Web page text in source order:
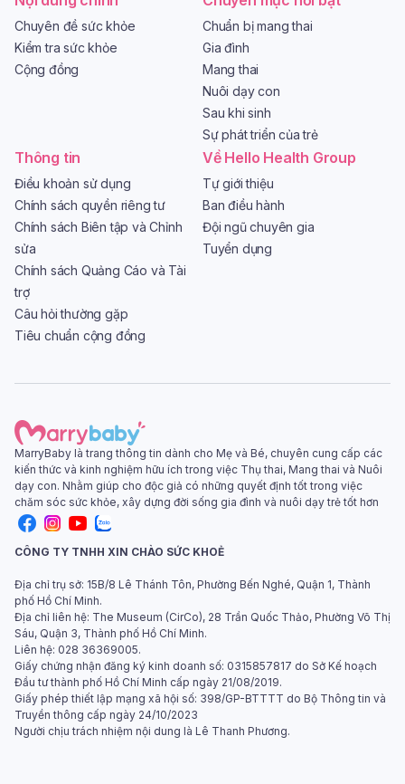
Chuyên đề sức khỏe
Kiểm tra sức khỏe
Cộng đồng
Chuẩn bị mang thai
Gia đình
Mang thai
Nuôi dạy con
Sau khi sinh
Sự phát triển của trẻ
Thông tin
Điều khoản sử dụng
Chính sách quyền riêng tư
Chính sách Biên tập và Chỉnh
sửa
Chính sách Quảng Cáo và Tài
trợ
Câu hỏi thường gặp
Tiêu chuẩn cộng đồng
Về Hello Health Group
Tự giới thiệu
Ban điều hành
Đội ngũ chuyên gia
Tuyển dụng
MarryBaby là trang thông tin dành cho Mẹ và Bé, chuyên cung cấp các
kiến thức và kinh nghiệm hữu ích trong việc Thụ thai, Mang thai và Nuôi
dạy con. Nhằm giúp cho độc giả có những quyết định tốt trong việc
chăm sóc sức khỏe, xây dựng đời sống gia đình và nuôi dạy trẻ tốt hơn
CÔNG TY TNHH XIN CHÀO SỨC KHOẺ
Địa chỉ trụ sở: 15B/8 Lê Thánh Tôn, Phường Bến Nghé, Quận 1, Thành
phố Hồ Chí Minh.
Địa chỉ liên hệ: The Museum (CirCo), 28 Trần Quốc Thảo, Phường Võ Thị
Sáu, Quận 3, Thành phố Hồ Chí Minh.
Liên hệ: 028 36369005.
Giấy chứng nhận đăng ký kinh doanh số: 0315857817 do Sở Kế hoạch
Đầu tư thành phố Hồ Chí Minh cấp ngày 21/08/2019.
Giấy phép thiết lập mạng xã hội số: 398/GP-BTTTT do Bộ Thông tin và
Truyền thông cấp ngày 24/10/2023
Người chịu trách nhiệm nội dung là Lê Thanh Phương.